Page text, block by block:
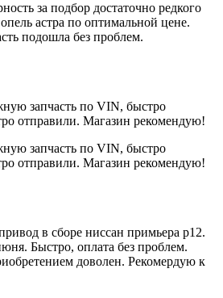
за подбор достаточно редкого
астра по оптимальной цене.
подошла без проблем.
запчасть по VIN, быстро
отправили. Магазин рекомендую!
запчасть по VIN, быстро
отправили. Магазин рекомендую!
в сборе ниссан примьера р12.
Быстро, оплата без проблем.
доволен. Рекомердую к